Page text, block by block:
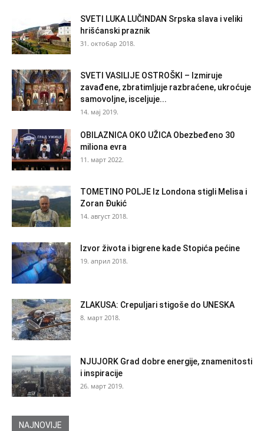
SVETI LUKA LUČINDAN Srpska slava i veliki
hrišćanski praznik
31. октобар 2018.
SVETI VASILIJE OSTROŠKI – Izmiruje
zavađene, zbratimljuje razbraćene, ukroćuje
samovoljne, isceljuje...
14. мај 2019.
OBILAZNICA OKO UŽICA Obezbeđeno 30
miliona evra
11. март 2022.
TOMETINO POLJE Iz Londona stigli Melisa i
Zoran Đukić
14. август 2018.
Izvor života i bigrene kade Stopića pećine
19. април 2018.
ZLAKUSA: Crepuljari stigoše do UNESKA
8. март 2018.
NJUJORK Grad dobre energije, znamenitosti
i inspiracije
26. март 2019.
NAJNOVIJE